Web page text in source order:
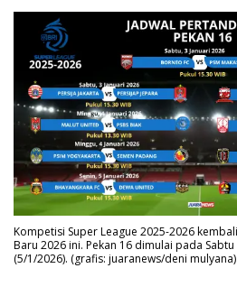
Kompetisi Super League 2025-2026
Baru 2026 ini. Pekan 16 dimulai pada
(5/1/2026). (grafis: juaranews/deni mulyana)